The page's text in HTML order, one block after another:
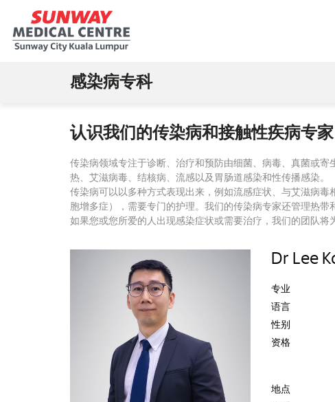
感染病专科
认识我们的传染病和接触性疾病专家
传染病领域专注于诊断、治疗和预防由细菌、病毒、真菌或
热、艾滋病毒、结核病、流感以及胃肠道感染和性传播感染。
传染病可以以多种方式表现出来，例如流感症状、与艾滋病
胞增多症），需要专门的护理。我们的传染病专家还管理热带
如果您或您所爱的人出现感染症状或需要治疗，我们的团队
Dr Lee
专业
语言
性别
资格
地点